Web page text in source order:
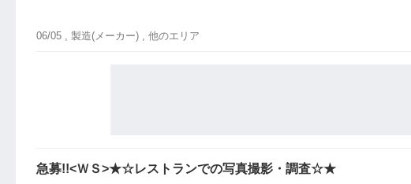
06/05 , 製造(メーカー) , 他のエリア
急募!!<ＷＳ>★☆レストランでの写真撮影・調査☆★